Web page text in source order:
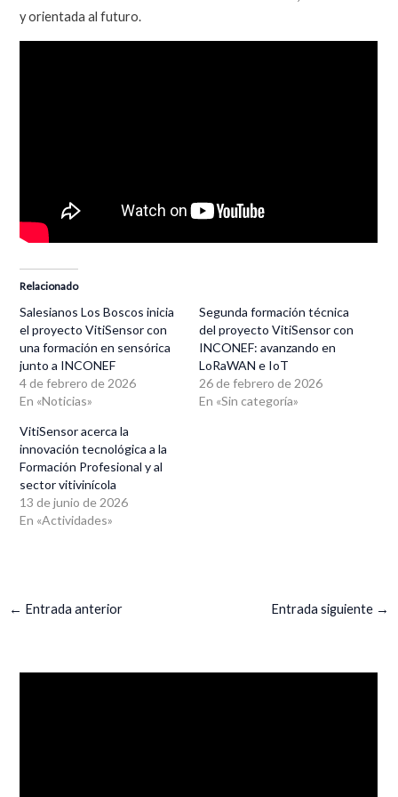
y orientada al futuro.
Relacionado
Salesianos Los Boscos inicia
el proyecto VitiSensor con
una formación en sensórica
junto a INCONEF
4 de febrero de 2026
En «Noticias»
Segunda formación técnica
del proyecto VitiSensor con
INCONEF: avanzando en
LoRaWAN e IoT
26 de febrero de 2026
En «Sin categoría»
VitiSensor acerca la
innovación tecnológica a la
Formación Profesional y al
sector vitivinícola
13 de junio de 2026
En «Actividades»
Navegación
← Entrada anterior Entrada siguiente →